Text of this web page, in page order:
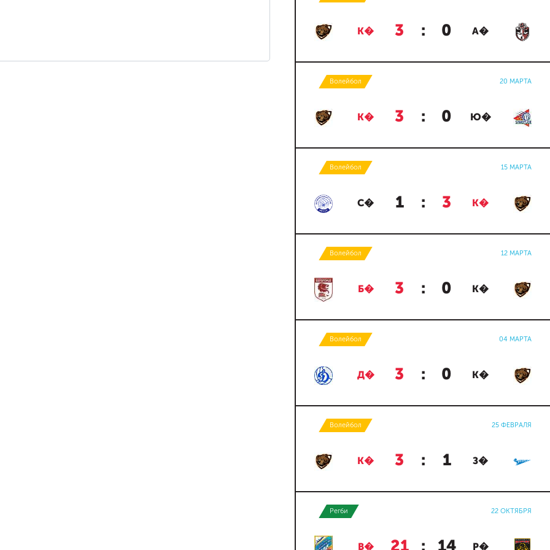
К� 3 : 0 А�
Волейбол 20 МАРТА
К� 3 : 0 Ю�
Волейбол 15 МАРТА
С� 1 : 3 К�
Волейбол 12 МАРТА
Б� 3 : 0 К�
Волейбол 04 МАРТА
Д� 3 : 0 К�
Волейбол 25 ФЕВРАЛЯ
К� 3 : 1 З�
Регби 22 ОКТЯБРЯ
В� 21 : 14 Р�